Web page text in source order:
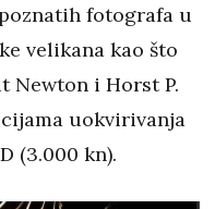
fotografa u
velikana kao što
Newton i Horst P.
uokvirivanja
(3.000 kn).